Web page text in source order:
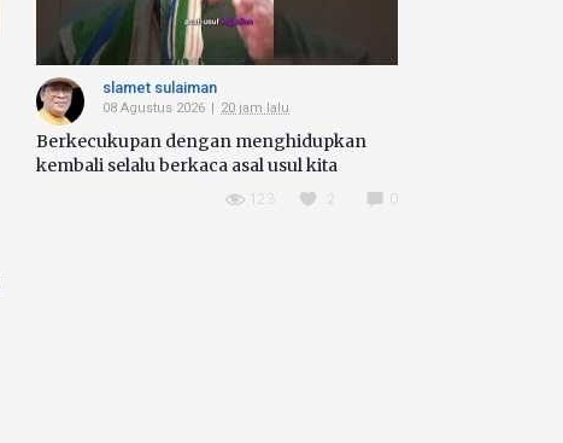
slamet sulaiman
08 Agustus 2026 20 jam lalu
Berkecukupan dengan menghidupkan
kembali selalu berkaca asal usul kita
123 2 0